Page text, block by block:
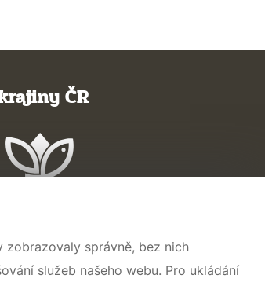
ČR
správně, bez nich
služeb našeho webu. Pro ukládání